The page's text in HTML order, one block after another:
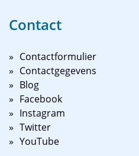
Contact
Contactformulier
Contactgegevens
Blog
Facebook
Instagram
Twitter
YouTube